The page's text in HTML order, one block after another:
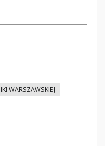
WARSZAWSKIEJ